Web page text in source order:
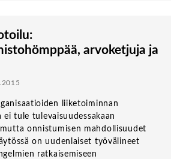
arvoketjuja ja
liiketoiminnan
ei tule tulevaisuudessakaan
onnistumisen mahdollisuudet
on uudenlaiset työvälineet
ratkaisemiseen